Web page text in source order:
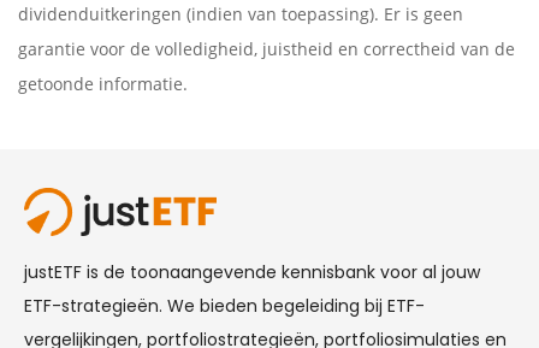
dividenduitkeringen (indien van toepassing). Er is geen
garantie voor de volledigheid, juistheid en correctheid van de
getoonde informatie.